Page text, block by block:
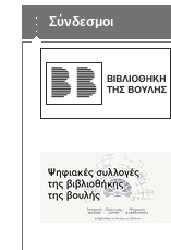
Σύνδεσμοι